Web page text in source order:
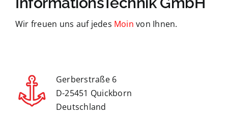
Wir freuen uns auf jedes Moin von Ihnen.
Gerberstraße 6
D-25451 Quickborn
Deutschland